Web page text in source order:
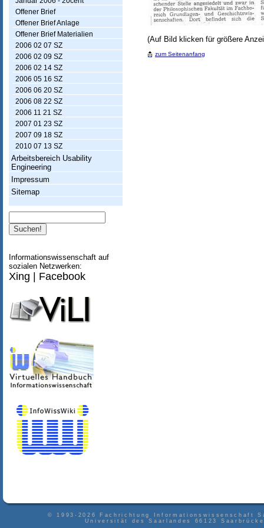
s
w
i
s
s
e
n
s
c
h
a
f
t
Offener Brief
Offener Brief Anlage
Offener Brief Materialien
2006 02 07 SZ
2006 02 09 SZ
2006 02 14 SZ
2006 05 16 SZ
2006 06 20 SZ
2006 08 22 SZ
2006 11 21 SZ
2007 01 23 SZ
2007 09 18 SZ
2010 07 13 SZ
Arbeitsbereich Usability
Engineering
Impressum
Sitemap
Informationswissenschaft auf
sozialen Netzwerken:
Xing Facebook
(Auf Bild klicken für größere
zum Seitenanfang
© 1993-2026 Fachrichtung Informationswissenschaft
Universität des Saarlandes
66123